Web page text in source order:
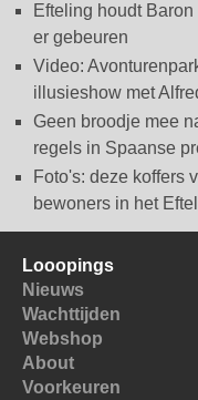
Efteling houdt
er gebeuren
Video:
illusieshow met
Geen broodje mee
regels in Spaanse
Foto's: deze koffers
bewoners in het
Looopings
Nieuws
Wachttijden
Webshop
About
Voorkeuren